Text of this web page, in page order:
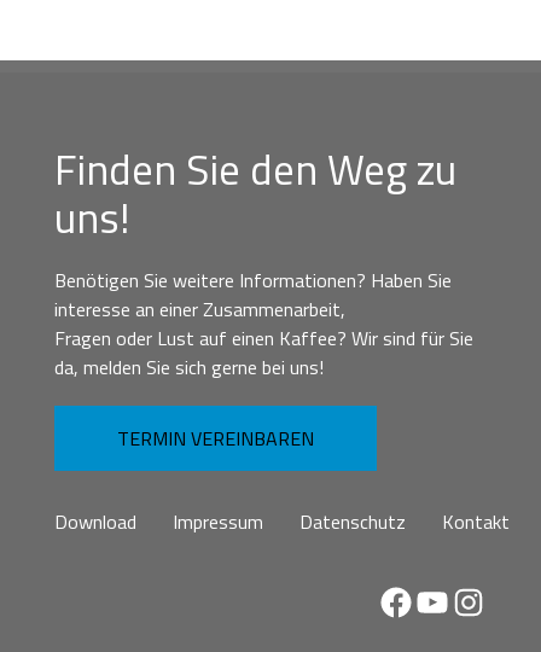
Finden Sie den Weg zu
uns!
Benötigen Sie weitere Informationen? Haben Sie
interesse an einer Zusammenarbeit,
Fragen oder Lust auf einen Kaffee? Wir sind für Sie
da, melden Sie sich gerne bei uns!
TERMIN VEREINBAREN
Download Impressum Datenschutz Kontakt
Facebook
YouTube